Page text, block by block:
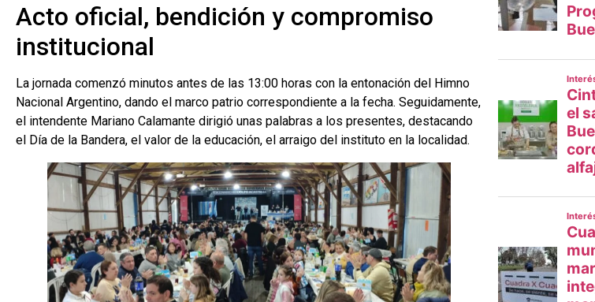
Acto oficial, bendición y compromiso
institucional
La jornada comenzó minutos antes de las 13:00 horas con la entonación del Himno
Nacional Argentino, dando el marco patrio correspondiente a la fecha. Seguidamente,
el intendente Mariano Calamante dirigió unas palabras a los presentes, destacando
el Día de la Bandera, el valor de la educación, el arraigo del instituto en la localidad.